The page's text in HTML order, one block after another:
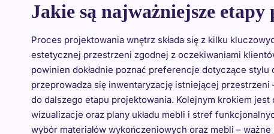
Jakie są najważniejsze
Proces projektowania wnętrz składa się z kilku
estetycznej przestrzeni zgodnej z oczekiwaniami
powinien dokładnie poznać preferencje dotyczące
przeprowadza się inwentaryzację istniejącej
do dalszego etapu projektowania. Kolejnym krokiem
wizualizacje oraz plany układu mebli i stref
wybór materiałów wykończeniowych oraz mebli –